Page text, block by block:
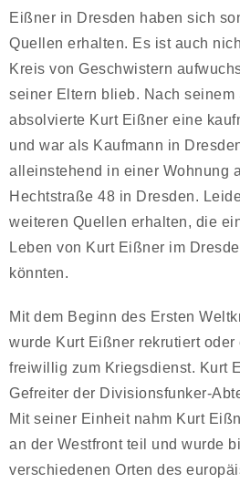
Eißner in Dresden haben sich
Quellen erhalten. Es ist auch
Kreis von Geschwistern
seiner Eltern blieb. Nach seinem
absolvierte Kurt Eißner eine
und war als Kaufmann in
alleinstehend in einer Wohnung
Hechtstraße 48 in Dresden.
weiteren Quellen erhalten, die
Leben von Kurt Eißner im
könnten.
Mit dem Beginn des Ersten
wurde Kurt Eißner rekrutiert oder
freiwillig zum Kriegsdienst. Kurt
Gefreiter der Divisionsfunker-
Mit seiner Einheit nahm Kurt
an der Westfront teil und wurde
verschiedenen Orten des